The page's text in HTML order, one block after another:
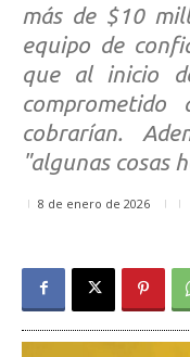
más de $10
equipo de
que al inicio
cobrarían.
"algunas cosas
8 de enero de 2026